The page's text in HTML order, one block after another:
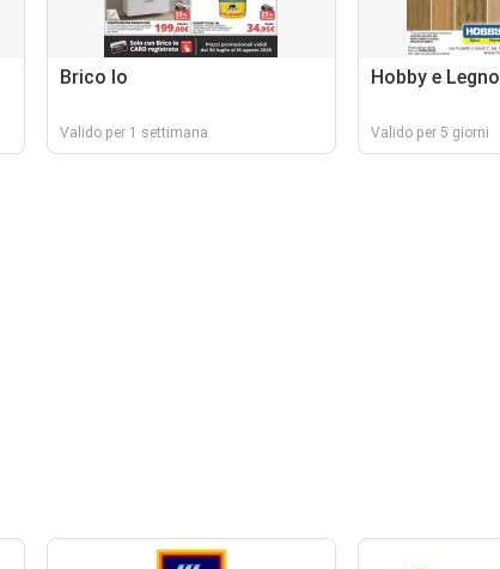
Brico Io
Valido per 1 settimana
Hobby e Legno
Valido per 5 giorni